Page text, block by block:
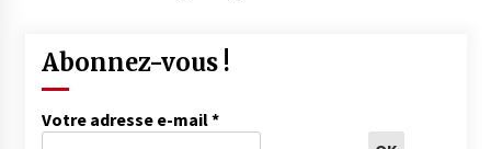
Abonnez-vous !
Votre adresse e-mail*